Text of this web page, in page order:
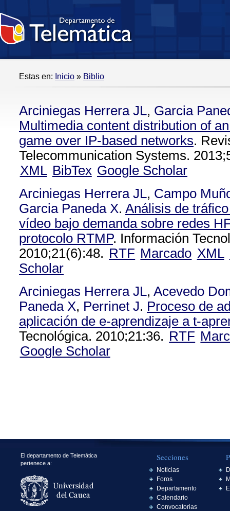
Estas en: Inicio » Biblio
Arciniegas Herrera JL, Garcia
Multimedia content distribution of
game over IP-based networks.
Telecommunication Systems.
XML BibTex Google Scholar
Arciniegas Herrera JL, Campo
Garcia Paneda X. Análisis de
vídeo bajo demanda sobre redes
protocolo RTMP. Información
2010;21(6):48. RTF Marcado XML
Scholar
Arciniegas Herrera JL, Acevedo
Paneda X, Perrinet J. Proceso de
aplicación de e-aprendizaje a t-
Tecnológica. 2010;21:36. RTF
Google Scholar
El departamento de Telemática
pertenece a:
Secciones
Noticias
Foros
Departamento
Calendario
Convocatorias